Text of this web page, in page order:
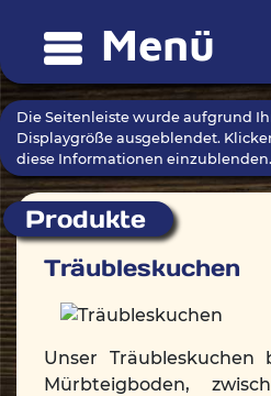
Menü
Die Seitenleiste wurde aufgrund
Displaygröße ausgeblendet.
diese Informationen einzublenden.
Produkte
Träubleskuchen
Unser Träubleskuchen
Mürbteigboden,